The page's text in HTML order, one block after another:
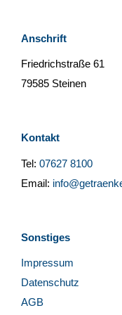
Anschrift
Friedrichstraße 61
79585 Steinen
Kontakt
Tel: 07627 8100
Email:
Sonstiges
Impressum
Datenschutz
AGB